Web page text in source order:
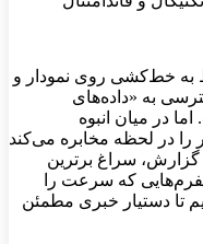
به خط‌کشی روی نمودار و
به «داده‌های
در میان انبوه
را در لحظه مخابره می‌کند
سراغ برترین
که سرعت را
تا دستیار خبری مطمئن